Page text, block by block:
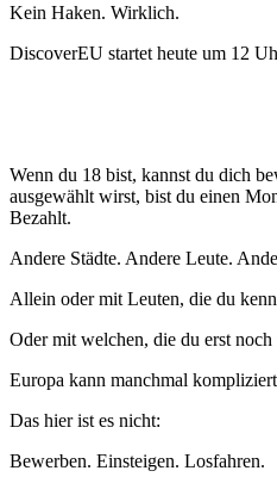
Kein Haken. Wirklich.
DiscoverEU startet heute um 12
Wenn du 18 bist, kannst du dich
ausgewählt wirst, bist du einen
Bezahlt.
Andere Städte. Andere Leute.
Allein oder mit Leuten, die du
Oder mit welchen, die du erst
Europa kann manchmal
Das hier ist es nicht:
Bewerben. Einsteigen. Losfahren.